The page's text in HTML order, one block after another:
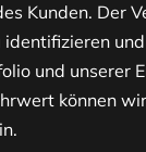
Kunden. Der
identifizieren
und unserer
können